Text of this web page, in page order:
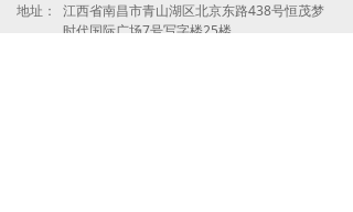
地址：
江西省南昌市青山湖区北京东路438号恒茂梦
时代国际广场7号写字楼25楼